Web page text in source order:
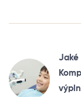
Jaké